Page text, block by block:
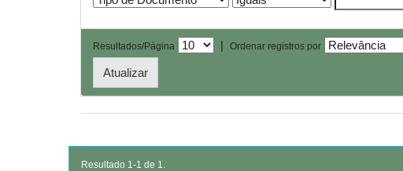
Resultados/Página | Ordenar registros por
Resultado 1-1 de 1.